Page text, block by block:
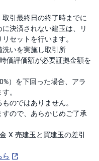
引最終日の終了時までに
決済されない建玉は、リ
セットを行います。
いを実施し取引所
価評価額が必要証拠金額を
）を下回った場合、アラ
。
のではありません。
ので、あらかじめご了承
X 売建玉と買建玉の差引